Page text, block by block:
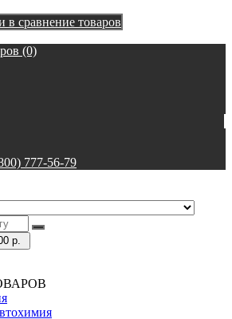
в сравнение товаров
(0)
777-56-79
р.